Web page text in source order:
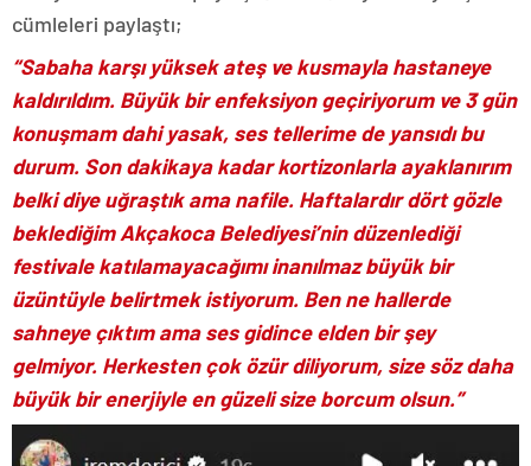
cümleleri paylaştı;
“Sabaha karşı yüksek ateş ve kusmayla hastaneye
kaldırıldım. Büyük bir enfeksiyon geçiriyorum ve 3 gün
konuşmam dahi yasak, ses tellerime de yansıdı bu
durum. Son dakikaya kadar kortizonlarla ayaklanırım
belki diye uğraştık ama nafile. Haftalardır dört gözle
beklediğim Akçakoca Belediyesi’nin düzenlediği
festivale katılamayacağımı inanılmaz büyük bir
üzüntüyle belirtmek istiyorum. Ben ne hallerde
sahneye çıktım ama ses gidince elden bir şey
gelmiyor. Herkesten çok özür diliyorum, size söz daha
büyük bir enerjiyle en güzeli size borcum olsun.”